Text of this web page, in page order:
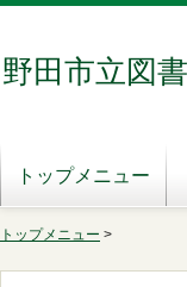
野田市立図
トップメニュー
トップメニュー >